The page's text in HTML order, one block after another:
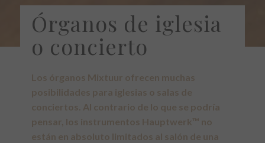
Órganos de iglesia
o concierto
Los órganos Mixtuur ofrecen muchas
posibilidades para iglesias o salas de
conciertos. Al contrario de lo que se podría
pensar, los instrumentos Hauptwerk™ no
están en absoluto limitados al salón de una